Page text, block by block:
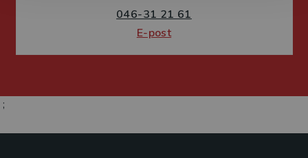
046-31 21 61
E-post
;